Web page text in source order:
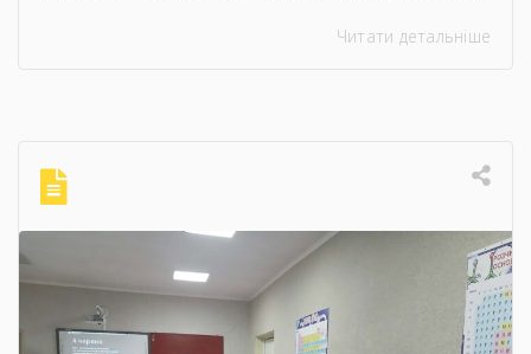
мистецтва, члена Національної спілки
години, під час яких студенти здійснили
віртуальну подорож до музею митця, де
кожен зміг побачити неймовірну
філігранність витинанок, графіки […]
Читати детальніше